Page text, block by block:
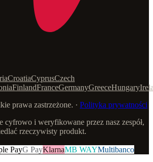
CroatiaCyprusCzech
FinlandFranceGermanyGreeceHungary
prawa zastrzeżone. · Polityka prywatności
cyfrowo i weryfikowane przez nasz zespół,
rzeczywisty produkt.
PayG PayKlarnaMB WAYMultibanco